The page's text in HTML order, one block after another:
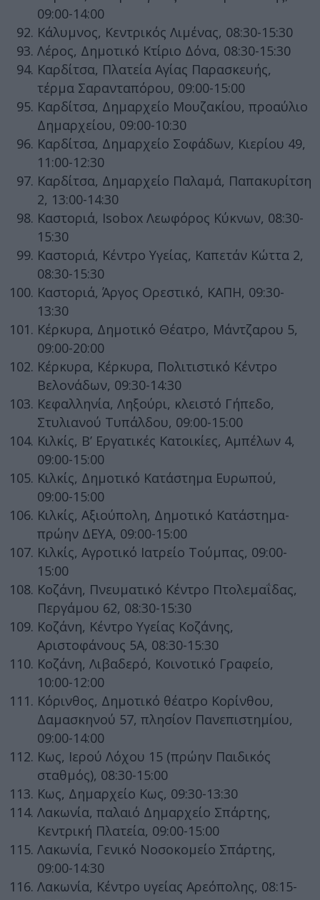
09:00-14:00
Κάλυμνος, Κεντρικός Λιμένας, 08:30-15:30
Λέρος, Δημοτικό Κτίριο Δόνα, 08:30-15:30
Καρδίτσα, Πλατεία Αγίας Παρασκευής,
τέρμα Σαρανταπόρου, 09:00-15:00
Καρδίτσα, Δημαρχείο Μουζακίου, προαύλιο
Δημαρχείου, 09:00-10:30
Καρδίτσα, Δημαρχείο Σοφάδων, Κιερίου 49,
11:00-12:30
Καρδίτσα, Δημαρχείο Παλαμά, Παπακυρίτση
2, 13:00-14:30
Καστοριά, Isobox Λεωφόρος Κύκνων, 08:30-
15:30
Καστοριά, Κέντρο Υγείας, Καπετάν Κώττα 2,
08:30-15:30
Καστοριά, Άργος Ορεστικό, ΚΑΠΗ, 09:30-
13:30
Κέρκυρα, Δημοτικό Θέατρο, Μάντζαρου 5,
09:00-20:00
Κέρκυρα, Κέρκυρα, Πολιτιστικό Κέντρο
Βελονάδων, 09:30-14:30
Κεφαλληνία, Ληξούρι, κλειστό Γήπεδο,
Στυλιανού Τυπάλδου, 09:00-15:00
Κιλκίς, Β’ Εργατικές Κατοικίες, Αμπέλων 4,
09:00-15:00
Κιλκίς, Δημοτικό Κατάστημα Ευρωπού,
09:00-15:00
Κιλκίς, Αξιούπολη, Δημοτικό Κατάστημα-
πρώην ΔΕΥΑ, 09:00-15:00
Κιλκίς, Αγροτικό Ιατρείο Τούμπας, 09:00-
15:00
Κοζάνη, Πνευματικό Κέντρο Πτολεμαΐδας,
Περγάμου 62, 08:30-15:30
Κοζάνη, Κέντρο Υγείας Κοζάνης,
Αριστοφάνους 5Α, 08:30-15:30
Κοζάνη, Λιβαδερό, Κοινοτικό Γραφείο,
10:00-12:00
Κόρινθος, Δημοτικό θέατρο Κορίνθου,
Δαμασκηνού 57, πλησίον Πανεπιστημίου,
09:00-14:00
Κως, Ιερού Λόχου 15 (πρώην Παιδικός
σταθμός), 08:30-15:00
Κως, Δημαρχείο Κως, 09:30-13:30
Λακωνία, παλαιό Δημαρχείο Σπάρτης,
Κεντρική Πλατεία, 09:00-15:00
Λακωνία, Γενικό Νοσοκομείο Σπάρτης,
09:00-14:30
Λακωνία, Κέντρο υγείας Αρεόπολης, 08:15-